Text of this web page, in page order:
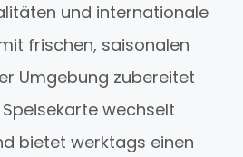
und internationale
frischen, saisonalen
Umgebung zubereitet
wechselt
bietet werktags einen